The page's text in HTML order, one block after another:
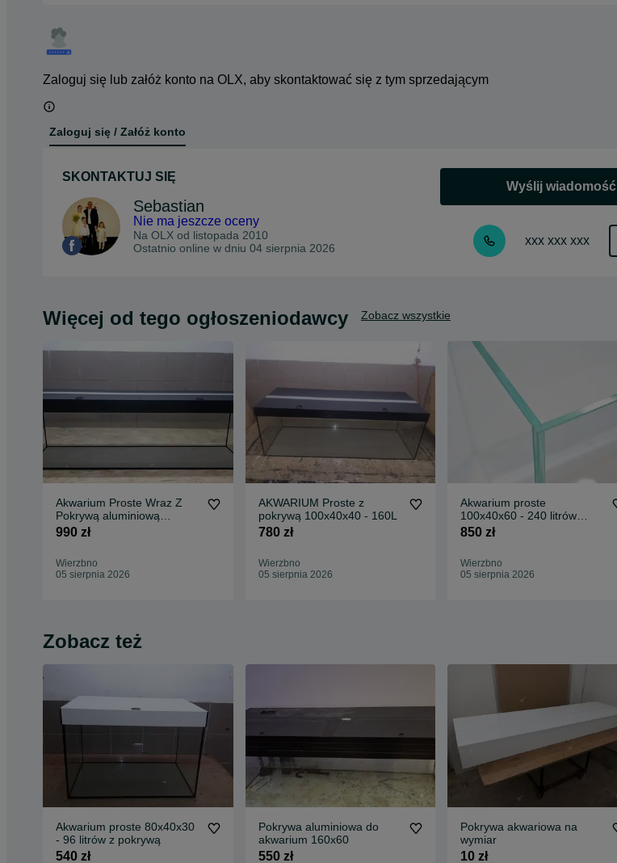
Zaloguj się lub załóż konto na OLX, aby skontaktować się z tym sprzedającym
Zaloguj się / Załóż konto
SKONTAKTUJ SIĘ
Sebastian
Nie ma jeszcze oceny
Na OLX od listopada 2010
Ostatnio online w dniu 04 sierpnia 2026
Wyślij wiadomość
xxx xxx xxx
Więcej od tego ogłoszeniodawcy Zobacz wszystkie
Akwarium Proste Wraz Z
Pokrywą aluminiową
120x40x50 - 240L
990 zł
Wierzbno
05 sierpnia 2026
AKWARIUM Proste z
pokrywą 100x40x40 - 160L
780 zł
Wierzbno
05 sierpnia 2026
Akwarium proste
100x40x60 - 240 litrów
OPTIWHITE
850 zł
Wierzbno
05 sierpnia 2026
Zobacz też
Akwarium proste 80x40x30
- 96 litrów z pokrywą
540 zł
Pokrywa aluminiowa do
akwarium 160x60
550 zł
Pokrywa akwariowa na
wymiar
10 zł